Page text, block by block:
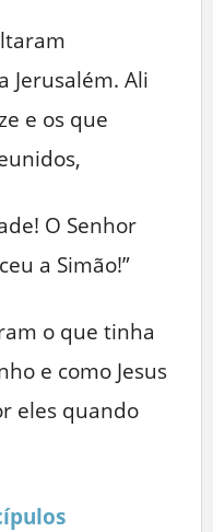
Jerusalém. Ali
e os que
O Senhor
a Simão!”
o que tinha
e como Jesus
eles quando